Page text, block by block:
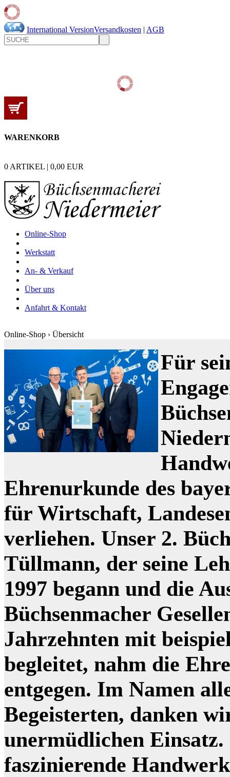
International VersionVersandkosten | AGB
WARENKORB
0 ARTIKEL | 0,00 EUR
Online-Shop
Werkstatt
An- & Verkauf
Über uns
Anfahrt & Kontakt
Online-Shop › Übersicht
Für
Ehrenurkunde des
für Wirtschaft,
verliehen. Unser 2.
Tüllmann, der seine
1997 begann und die
Büchsenmacher
Jahrzehnten mit
begleitet, nahm die
entgegen. Im Namen
Begeisterten, danken
unermüdlichen Einsatz.
faszinierende